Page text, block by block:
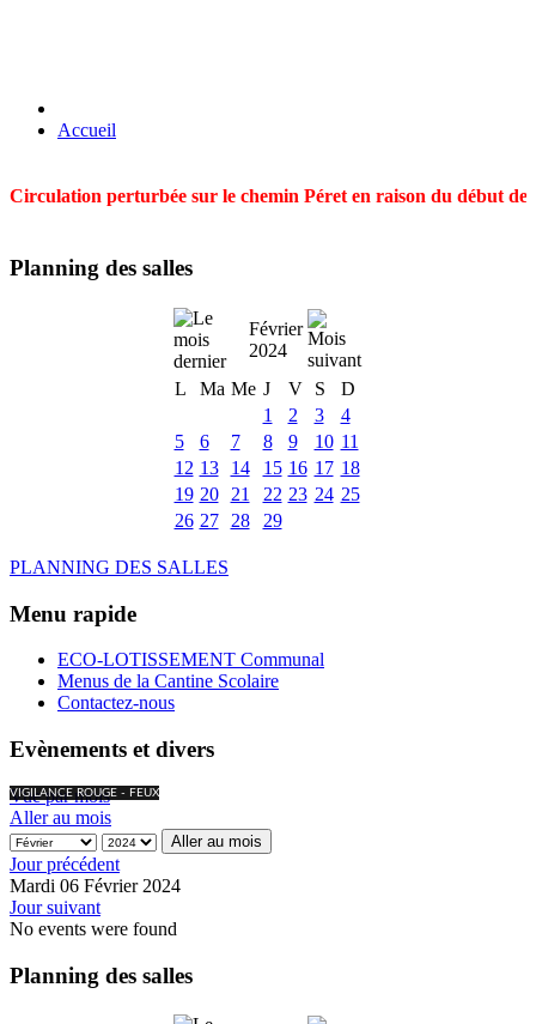
Accueil
Circulation perturbée sur le chemin Péret en raison du début
Planning des salles
Février
2024
L
Ma Me J V S
D
1
2 3
4
5
6 7 8 9 10 11
12 13 14 15 16 17 18
19 20 21 22 23 24 25
26 27 28 29
PLANNING DES SALLES
Menu rapide
ECO-LOTISSEMENT Communal
Menus de la Cantine Scolaire
Contactez-nous
Evènements et divers
VIGILANCE ROUGE - FEUX
Vue par mois
Aller au mois
Aller au mois
Jour précédent
Mardi 06 Février 2024
Jour suivant
No events were found
Planning des salles